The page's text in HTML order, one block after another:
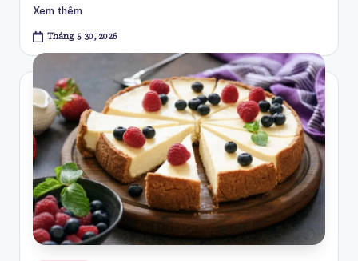
Xem thêm
Tháng 5 30, 2026